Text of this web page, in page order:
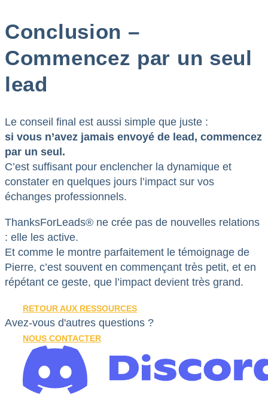
Conclusion –
Commencez par un seul
lead
Le conseil final est aussi simple que juste :
si vous n’avez jamais envoyé de lead, commencez
par un seul.
C’est suffisant pour enclencher la dynamique et
constater en quelques jours l’impact sur vos
échanges professionnels.
ThanksForLeads® ne crée pas de nouvelles relations
: elle les active.
Et comme le montre parfaitement le témoignage de
Pierre, c’est souvent en commençant très petit, et en
répétant ce geste, que l’impact devient très grand.
RETOUR AUX RESSOURCES
Avez-vous d'autres questions ?
NOUS CONTACTER